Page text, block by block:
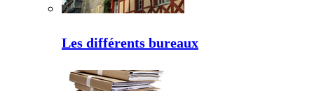
Les différents bureaux